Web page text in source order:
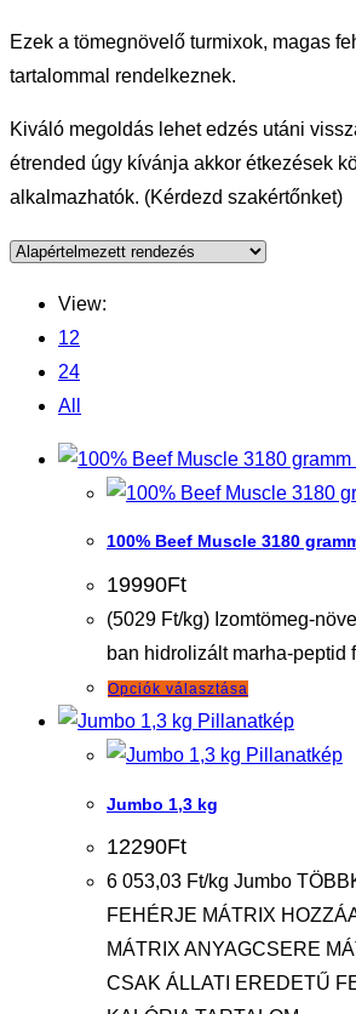
Ezek a tömegnövelő turmixok, magas
tartalommal rendelkeznek.
Kiváló megoldás lehet edzés utáni
étrended úgy kívánja akkor étkezések
alkalmazhatók. (Kérdezd szakértőnket)
View:
12
24
All
100% Beef Muscle 3180
19990Ft
(5029 Ft/kg) Izomtömeg-
ban hidrolizált marha-peptid
Opciók választása
a
terméknek
A
változatok
a
Pillanatkép
Pillanatkép
Jumbo 1,3 kg
12290Ft
6 053,03 Ft/kg Jumbo
FEHÉRJE MÁTRIX
MÁTRIX ANYAGCSERE
CSAK ÁLLATI EREDETŰ